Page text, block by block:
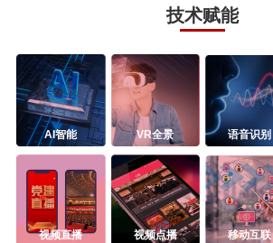
技术赋能
AI智能 VR全景 语音识别
视频直播 视频点播 移动互联